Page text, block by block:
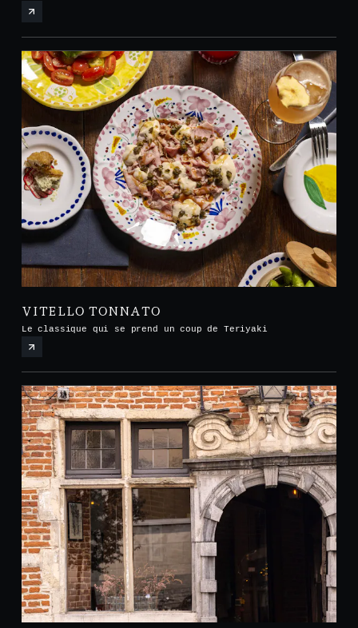
VITELLO TONNATO
Le classique qui se prend un coup de Teriyaki